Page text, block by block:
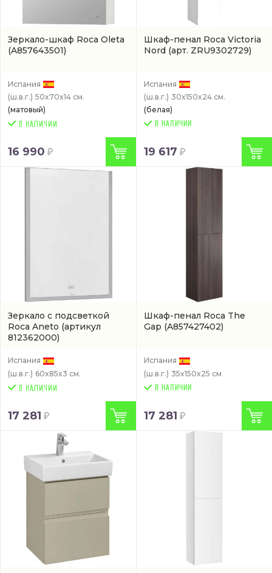
Зеркало-шкаф Roca Oleta
(A857643501)
Испания
(ш.в.г.) 50x70x14 см.
(матовый)
16 990
Шкаф-пенал Roca Victoria
Nord (арт. ZRU9302729)
Испания
(ш.в.г.) 30x150x24 см.
(белая)
В НАЛИЧИИ
19 617
Зеркало с подсветкой
Roca Aneto (артикул
812362000)
Испания
(ш.в.г.) 60x85x3 см.
17 281
Шкаф-пенал Roca The
Gap (A857427402)
Испания
(ш.в.г.) 35x150x25 см
В НАЛИЧИИ
17 281